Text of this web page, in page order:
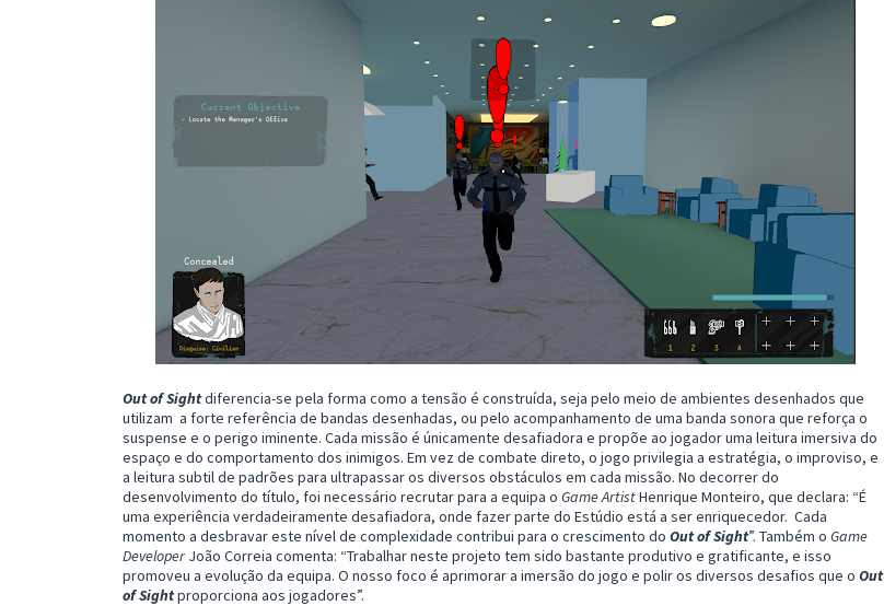
Out of Sightdiferencia-se pela forma como a tensão é construída, seja pelo meio de ambientes desenhados que
utilizam a forte referência de bandas desenhadas, ou pelo acompanhamento de uma banda sonora que reforça o
suspense e o perigo iminente. Cada missão é únicamente desafiadora e propõe ao jogador uma leitura imersiva do
espaço e do comportamento dos inimigos. Em vez de combate direto, o jogo privilegia a estratégia, o improviso, e
a leitura subtil de padrões para ultrapassar os diversos obstáculos em cada missão. No decorrer do
desenvolvimento do título, foi necessário recrutar para a equipa o Game ArtistHenrique Monteiro, que declara: “É
uma experiência verdadeiramente desafiadora, onde fazer parte do Estúdio está a ser enriquecedor. Cada
momento a desbravar este nível de complexidade contribui para o crescimento do Out of Sight”. Também o Game
DeveloperJoão Correia comenta: “Trabalhar neste projeto tem sido bastante produtivo e gratificante, e isso
promoveu a evolução da equipa. O nosso foco é aprimorar a imersão do jogo e polir os diversos desafios que o Out
of Sightproporciona aos jogadores”.